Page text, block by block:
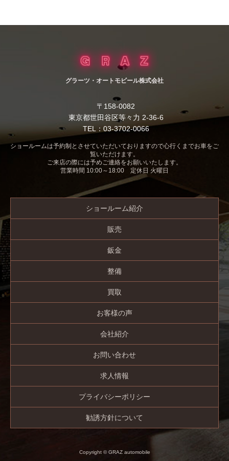
グラーツ・オートモビール株式会社
〒158-0082
東京都世田谷区等々力 2-36-6
TEL：03-3702-0066
ショールームは予約制とさせていただいておりますので心行くまでお車をご
覧いただけます。
ご来店の際には予めご連絡をお願いいたします。
営業時間 10:00～18:00 定休日 火曜日
ショールーム紹介
販売
鈑金
整備
買取
お客様の声
会社紹介
お問い合わせ
求人情報
プライバシーポリシー
勧誘方針について
Copyright © GRAZ automobile